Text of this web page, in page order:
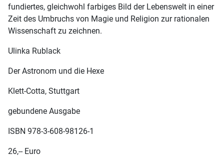
fundiertes, gleichwohl farbiges Bild der Lebenswelt in einer
Zeit des Umbruchs von Magie und Religion zur rationalen
Wissenschaft zu zeichnen.
Ulinka Rublack
Der Astronom und die Hexe
Klett-Cotta, Stuttgart
gebundene Ausgabe
ISBN 978-3-608-98126-1
26,-- Euro